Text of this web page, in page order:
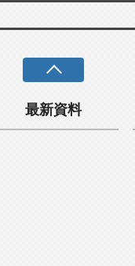
最新資料